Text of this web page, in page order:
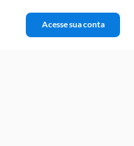
Acesse sua conta